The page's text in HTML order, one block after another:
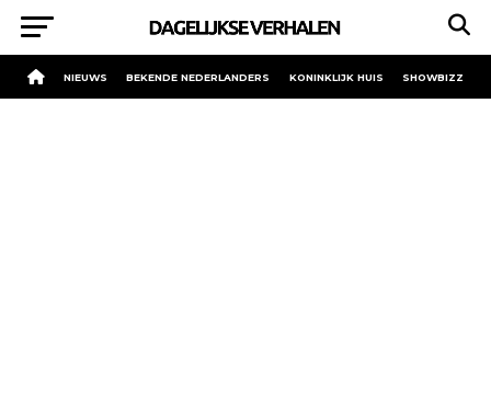
NIEUWS BEKENDE NEDERLANDERS KONINKLIJK HUIS SHOWBIZZ